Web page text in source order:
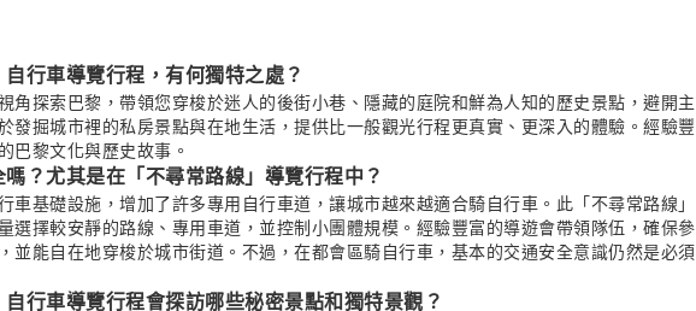
行車導覽行程，有何獨特之處？
角探索巴黎，帶領您穿梭於迷人的後街小巷、隱藏的庭院和鮮為人知的歷史景點，避開主
發掘城市裡的私房景點與在地生活，提供比一般觀光行程更真實、更深入的體驗。經驗豐
巴黎文化與歷史故事。
？尤其是在「不尋常路線」導覽行程中？
車基礎設施，增加了許多專用自行車道，讓城市越來越適合騎自行車。此「不尋常路線」
選擇較安靜的路線、專用車道，並控制小團體規模。經驗豐富的導遊會帶領隊伍，確保參
並能自在地穿梭於城市街道。不過，在都會區騎自行車，基本的交通安全意識仍然是必須
行車導覽行程會探訪哪些秘密景點和獨特景觀？